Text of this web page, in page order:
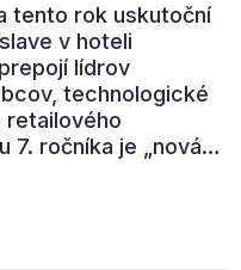
tento rok uskutoční
v hoteli
lídrov
technologické
7. ročníka je „nová